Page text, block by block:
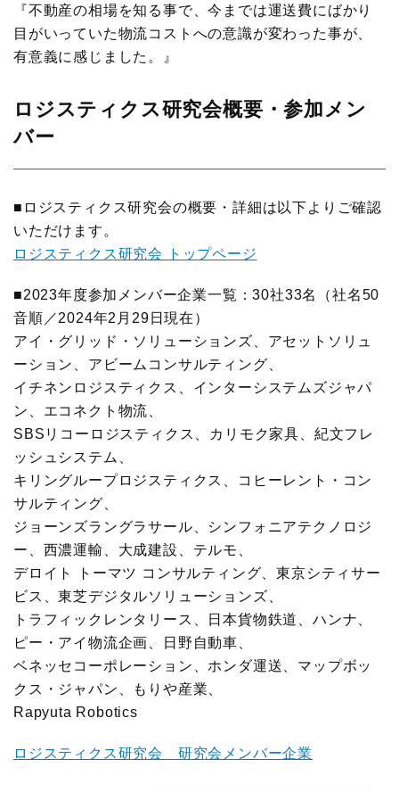
『不動産の相場を知る事で、今までは運送費にばかり
目がいっていた物流コストへの意識が変わった事が、
有意義に感じました。』
ロジスティクス研究会概要・参加メン
バー
■ロジスティクス研究会の概要・詳細は以下よりご確認
いただけます。
ロジスティクス研究会 トップページ
■2023年度参加メンバー企業一覧：30社33名（社名50
音順／2024年2月29日現在）
アイ・グリッド・ソリューションズ、アセットソリュ
ーション、アビームコンサルティング、
イチネンロジスティクス、インターシステムズジャパ
ン、エコネクト物流、
SBSリコーロジスティクス、カリモク家具、紀文フレ
ッシュシステム、
キリングループロジスティクス、コヒーレント・コン
サルティング、
ジョーンズラングラサール、シンフォニアテクノロジ
ー、西濃運輸、大成建設、テルモ、
デロイト トーマツ コンサルティング、東京シティサー
ビス、東芝デジタルソリューションズ、
トラフィックレンタリース、日本貨物鉄道、ハンナ、
ピー・アイ物流企画、日野自動車、
ベネッセコーポレーション、ホンダ運送、マップボッ
クス・ジャパン、もりや産業、
Rapyuta Robotics
ロジスティクス研究会 研究会メンバー企業